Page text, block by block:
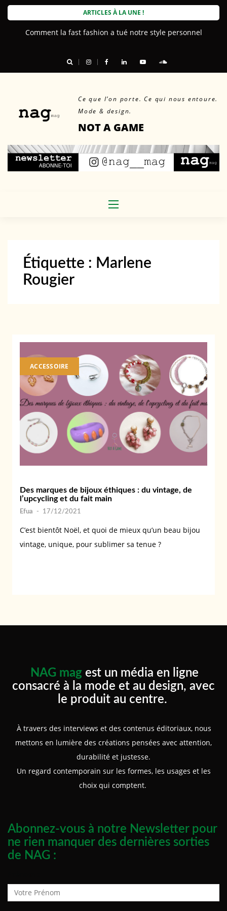
Skip
ARTICLES À LA UNE !
Comment la fast fashion a tué notre style personnel
Ce que l’on porte. Ce qui nous entoure.
Mode & design.
NOT A GAME
Étiquette : Marlene
Rougier
ACCESSOIRE
Des marques de bijoux éthiques : du vintage, de
l’upcycling et du fait main
Efua - 17/12/2021
C’est bientôt Noël, et quoi de mieux qu’un beau bijou
vintage, unique, pour sublimer sa tenue ?
NAG mag est un média en ligne
consacré à la mode et au design, avec
le produit au centre.
À travers des interviews et des contenus éditoriaux, nous
mettons en lumière des créations pensées avec attention,
durabilité et justesse.
Un regard contemporain sur les formes, les usages et les
choix qui comptent.
Abonnez-vous à notre Newsletter pour
ne rien manquer des dernières sorties
de NAG :